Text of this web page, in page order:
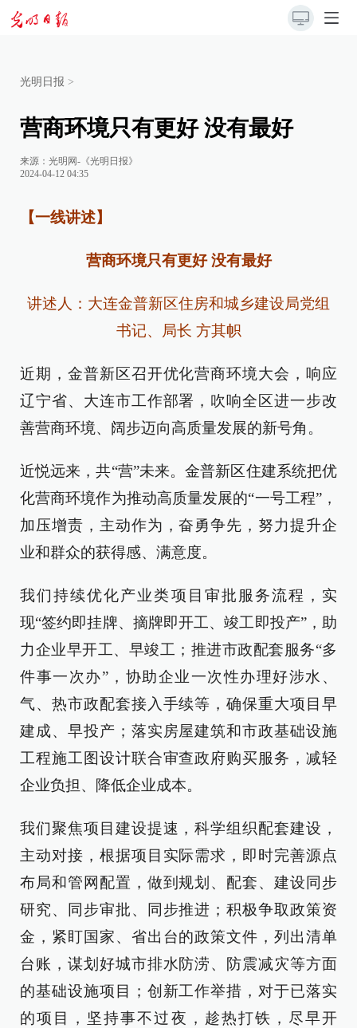
光明日报 >
营商环境只有更好 没有最好
来源： 光明网-《光明日报》
2024-04-12 04:35
【一线讲述】
营商环境只有更好 没有最好
讲述人：大连金普新区住房和城乡建设局党组
书记、局长 方其帜
近期，金普新区召开优化营商环境大会，响应
辽宁省、大连市工作部署，吹响全区进一步改
善营商环境、阔步迈向高质量发展的新号角。
近悦远来，共“营”未来。金普新区住建系统把优
化营商环境作为推动高质量发展的“一号工程”，
加压增责，主动作为，奋勇争先，努力提升企
业和群众的获得感、满意度。
我们持续优化产业类项目审批服务流程，实
现“签约即挂牌、摘牌即开工、竣工即投产”，助
力企业早开工、早竣工；推进市政配套服务“多
件事一次办”，协助企业一次性办理好涉水、
气、热市政配套接入手续等，确保重大项目早
建成、早投产；落实房屋建筑和市政基础设施
工程施工图设计联合审查政府购买服务，减轻
企业负担、降低企业成本。
我们聚焦项目建设提速，科学组织配套建设，
主动对接，根据项目实际需求，即时完善源点
布局和管网配置，做到规划、配套、建设同步
研究、同步审批、同步推进；积极争取政策资
金，紧盯国家、省出台的政策文件，列出清单
台账，谋划好城市排水防涝、防震减灾等方面
的基础设施项目；创新工作举措，对于已落实
的项目，坚持事不过夜，趁热打铁，尽早开